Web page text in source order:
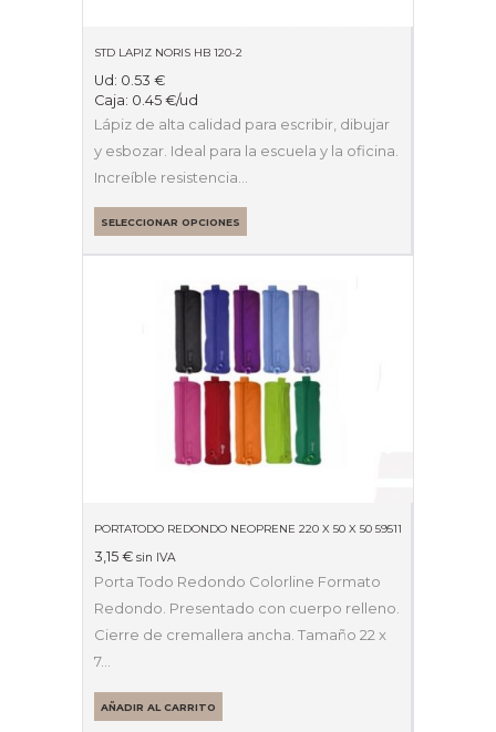
STD LAPIZ NORIS HB 120-2
Ud: 0.53 €
Caja: 0.45 €/ud
Lápiz de alta calidad para escribir, dibujar
y esbozar. Ideal para la escuela y la oficina.
Increíble resistencia…
SELECCIONAR OPCIONES
PORTATODO REDONDO NEOPRENE 220 X 50 X 50 59511
3,15 € sin IVA
Porta Todo Redondo Colorline Formato
Redondo. Presentado con cuerpo relleno.
Cierre de cremallera ancha. Tamaño 22 x
7…
AÑADIR AL CARRITO